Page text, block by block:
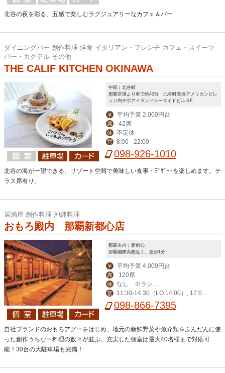
北谷の夜を彩る、五感で楽しむラグジュアリーなカフェ＆バー
ダイニングバー 創作料理 洋食 イタリアン・フレンチ カフェ・スイーツ
バー・カクテル その他
THE CALIF KITCHEN OKINAWA
中部｜北谷町
那覇空港より車で約40分 北谷町美浜アメリカンビレ
ッジ内デポアイランドシーサイドビル３F
￥ 平均予算 2,000円台
席 42席
休 不定休
営 8:00 - 22:00
098-926-1010
北谷の海が一望できる、リゾート空間で美味しい食事・ﾃﾞｻﾞｰﾄを楽しめます。テ
ラス席有り。
居酒屋 創作料理 沖縄料理
おもろ殿内 那覇新都心店
那覇市内｜新都心
那覇国際高校近く。徒歩1分
￥ 平均予算 4,000円台
席 120席
休
タイムのみ1月1日～
3日まで休業致しま
営
11:30-14:30（LO 14:00）, 17:00-
24:00（LO 23:00）
098-866-7395
自社ブランドのおもろアグーをはじめ、地元の新鮮野菜や魚介類をふんだんに使
った創作うちなー料理の数々が並ぶ。充実した個室は最大40名様まで対応可
能！30台の大駐車場も完備！